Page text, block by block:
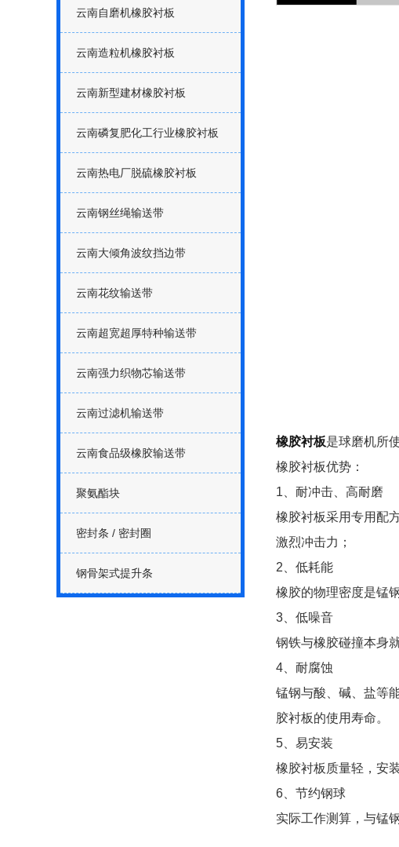
云南自磨机橡胶衬板
云南造粒机橡胶衬板
云南新型建材橡胶衬板
云南磷复肥化工行业橡胶衬板
云南热电厂脱硫橡胶衬板
云南钢丝绳输送带
云南大倾角波纹挡边带
云南花纹输送带
云南超宽超厚特种输送带
云南强力织物芯输送带
云南过滤机输送带
云南食品级橡胶输送带
聚氨酯块
密封条 / 密封圈
钢骨架式提升条
橡胶衬板是球磨机所
橡胶衬板优势：
1、耐冲击、高耐磨
橡胶衬板采用专用配
激烈冲击力；
2、低耗能
橡胶的物理密度是锰
3、低噪音
钢铁与橡胶碰撞本身
4、耐腐蚀
锰钢与酸、碱、盐等
胶衬板的使用寿命。
5、易安装
橡胶衬板质量轻，安
6、节约钢球
实际工作测算，与锰